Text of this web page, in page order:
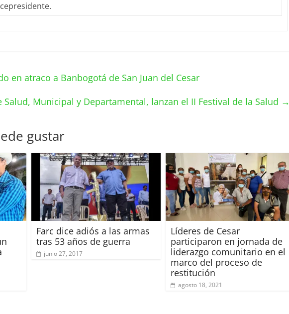
en atraco a Banbogotá de San Juan del Cesar
Salud, Municipal y Departamental, lanzan el II Festival de la Salud →
gustar
Farc dice adiós a las armas
tras 53 años de guerra
junio 27, 2017
Líderes de Cesar
participaron en jornada de
liderazgo comunitario en el
marco del proceso de
restitución
agosto 18, 2021